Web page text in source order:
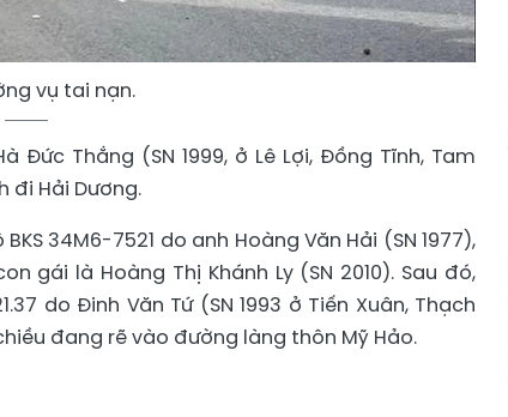
vụ tai nạn.
Đức Thắng (SN 1999, ở Lê Lợi, Đồng Tĩnh, Tam
đi Hải Dương.
34M6-7521 do anh Hoàng Văn Hải (SN 1977),
gái là Hoàng Thị Khánh Ly (SN 2010). Sau đó,
do Đinh Văn Tứ (SN 1993 ở Tiến Xuân, Thạch
đang rẽ vào đường làng thôn Mỹ Hảo.